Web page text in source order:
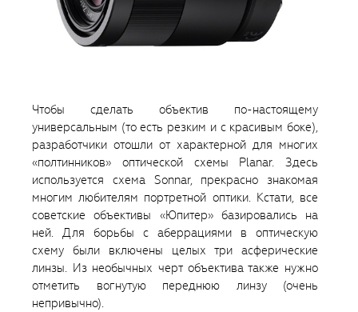
Чтобы сделать объектив по-настоящему
универсальным (то есть резким и с красивым боке),
разработчики отошли от характерной для многих
«полтинников» оптической схемы Planar. Здесь
используется схема Sonnar, прекрасно знакомая
многим любителям портретной оптики. Кстати, все
советские объективы «Юпитер» базировались на
ней. Для борьбы с аберрациями в оптическую
схему были включены целых три асферические
линзы. Из необычных черт объектива также нужно
отметить вогнутую переднюю линзу (очень
непривычно).